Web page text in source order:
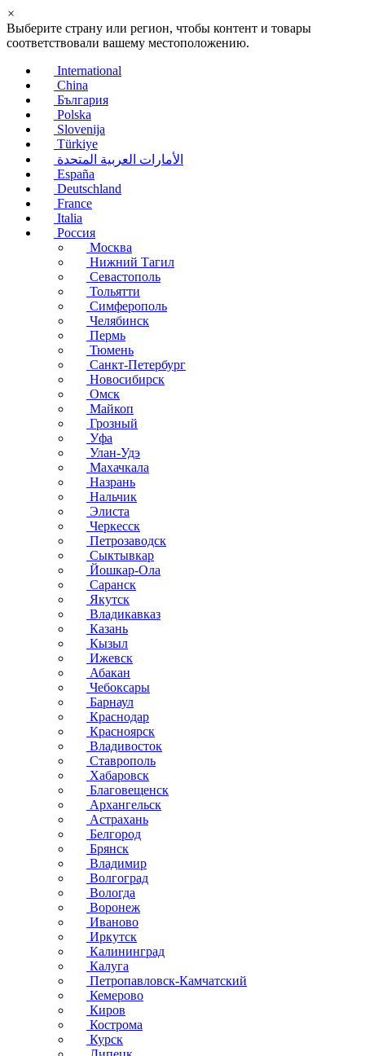
×
Выберите страну или регион, чтобы контент и товары
соответствовали вашему местоположению.
International
China
България
Polska
Slovenija
Türkiye
الأمارات العربية المتحدة
España
Deutschland
France
Italia
Россия
Москва
Нижний Тагил
Севастополь
Тольятти
Симферополь
Челябинск
Пермь
Тюмень
Санкт-Петербург
Новосибирск
Омск
Майкоп
Грозный
Уфа
Улан-Удэ
Махачкала
Назрань
Нальчик
Элиста
Черкесск
Петрозаводск
Сыктывкар
Йошкар-Ола
Саранск
Якутск
Владикавказ
Казань
Кызыл
Ижевск
Абакан
Чебоксары
Барнаул
Краснодар
Красноярск
Владивосток
Ставрополь
Хабаровск
Благовещенск
Архангельск
Астрахань
Белгород
Брянск
Владимир
Волгоград
Вологда
Воронеж
Иваново
Иркутск
Калининград
Калуга
Петропавловск-Камчатский
Кемерово
Киров
Кострома
Курск